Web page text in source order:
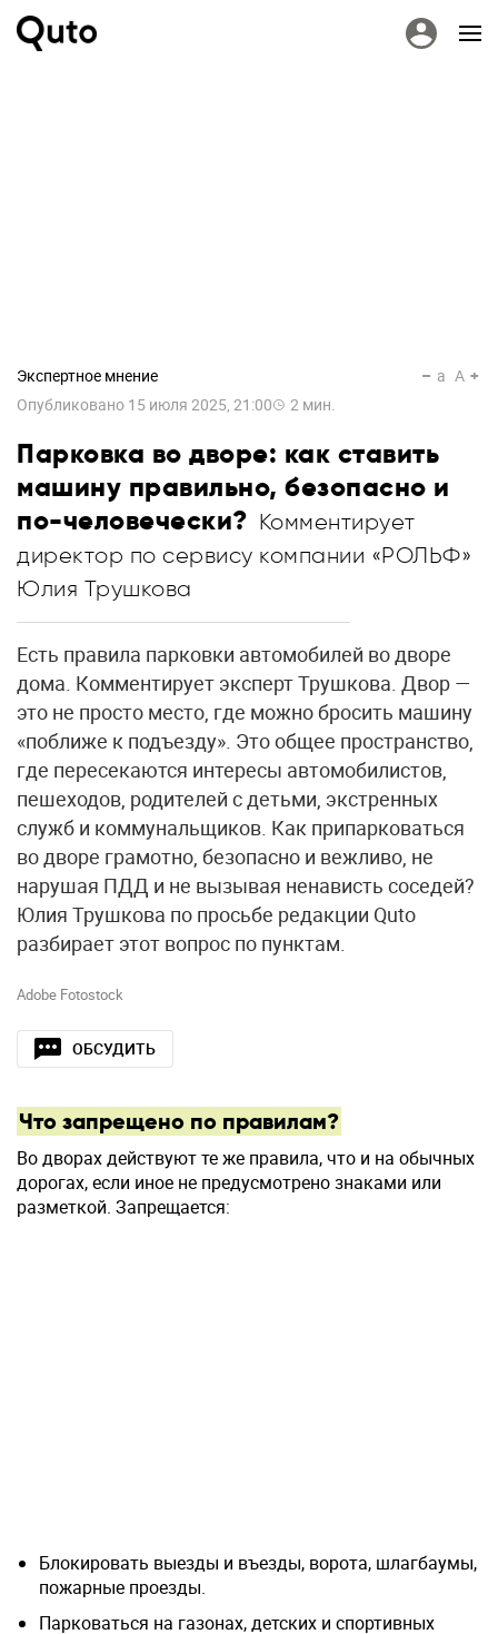
Экспертное мнение
Опубликовано 15 июля 2025, 21:00 2 мин.
a A
Парковка во дворе: как ставить
машину правильно, безопасно и
по-человечески? Комментирует
директор по сервису компании «РОЛЬФ»
Юлия Трушкова
Есть правила парковки автомобилей во дворе
дома. Комментирует эксперт Трушкова. Двор —
это не просто место, где можно бросить машину
«поближе к подъезду». Это общее пространство,
где пересекаются интересы автомобилистов,
пешеходов, родителей с детьми, экстренных
служб и коммунальщиков. Как припарковаться
во дворе грамотно, безопасно и вежливо, не
нарушая ПДД и не вызывая ненависть соседей?
Юлия Трушкова по просьбе редакции Quto
разбирает этот вопрос по пунктам.
Adobe Fotostock
ОБСУДИТЬ
Что запрещено по правилам?
Во дворах действуют те же правила, что и на обычных
дорогах, если иное не предусмотрено знаками или
разметкой. Запрещается:
Блокировать выезды и въезды, ворота, шлагбаумы,
пожарные проезды.
Парковаться на газонах, детских и спортивных